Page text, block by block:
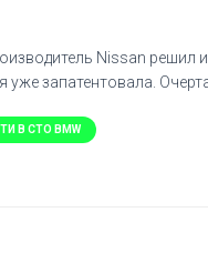
Nissan решил
уже запатентовала.
В СТО BMW